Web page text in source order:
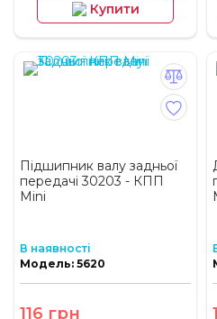
Купити
Підшипник валу задньої
передачі 30203 - КПП
Mini
В наявності
Модель: 5620
116 грн